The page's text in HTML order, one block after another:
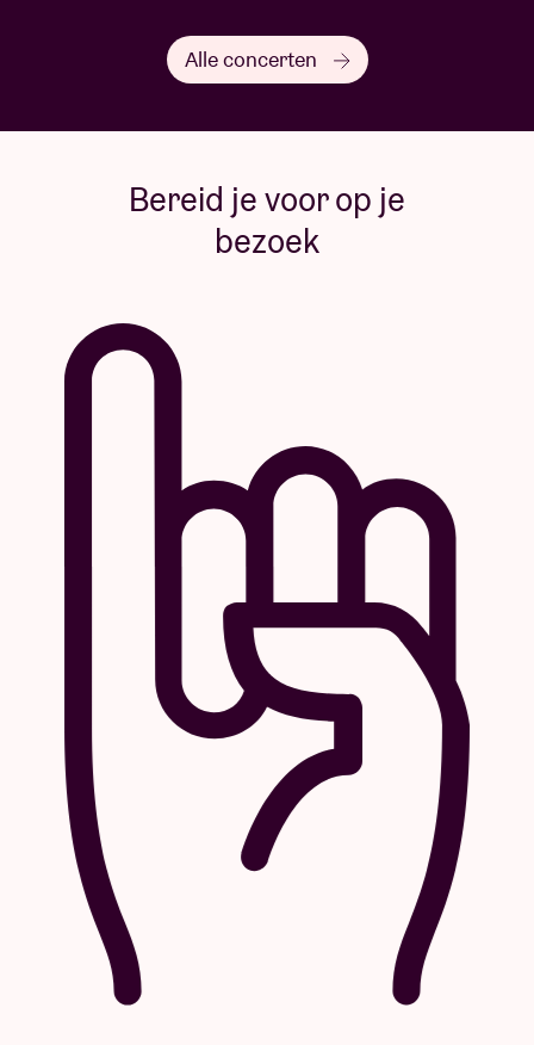
Alle concerten
Bereid je voor op je
bezoek